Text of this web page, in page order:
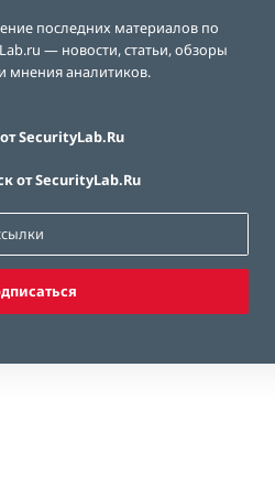
последних материалов по
— новости, статьи, обзоры
мнения аналитиков.
SecurityLab.Ru
от SecurityLab.Ru